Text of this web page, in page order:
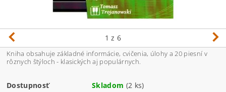
1 z 6
Kniha obsahuje základné informácie, cvičenia, úlohy a 20 piesní v
rôznych štýloch - klasických aj populárnych.
Dostupnosť Skladom (2 ks)